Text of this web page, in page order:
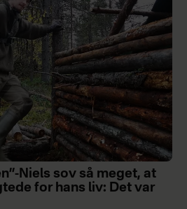
Niels sov så meget, at
for hans liv: Det var